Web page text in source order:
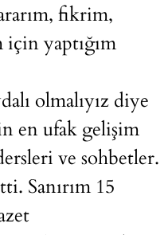
fikrim,
için yaptığım
olmalıyız diye
en ufak gelişim
ve sohbetler.
Sanırım 15